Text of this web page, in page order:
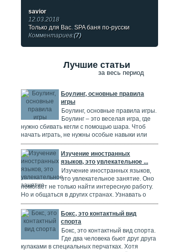
savior
12.03.2018
Только для Вас. SPA баня по-русски
Комментариев:(7)
Лучшие статьи
за весь период
Боулинг, основные правила
игры
Боулинг, основные правила игры.
Боулинг – это веселая игра, где
нужно сбивать кегли с помощью шара. Чтоб
начать играть, не нужны особые навыки или
Изучение иностранных
языков, это увлекательное ...
Изучение иностранных языков,
это увлекательное занятие. Оно
помогает не только найти интересную работу.
Но и общаться в других странах. Узнавать о
Бокс, это контактный вид
спорта
Бокс, это контактный вид спорта.
Где два человека бьют друг друга
кулаками в специальных перчатках. Хотя